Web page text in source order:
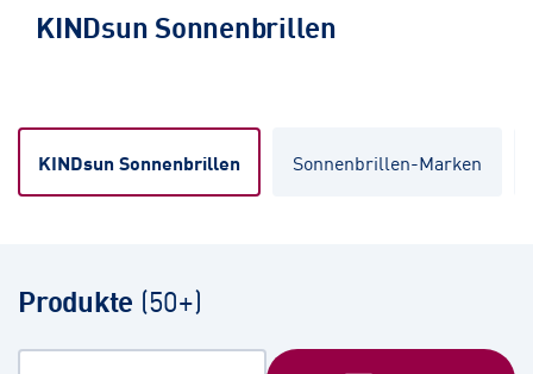
KINDsun Sonnenbrillen
Sonnenbrillen-Marken
KINDsun Sonnenbrillen
Produkte (50+)